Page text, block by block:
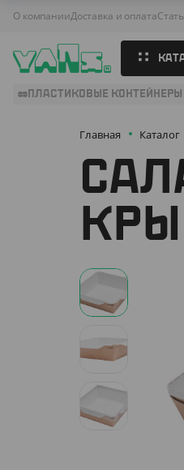
О компанииДоставка и оплата
ПЛАСТИКОВЫЕ КОНТЕЙНЕРЫ
Главная Каталог